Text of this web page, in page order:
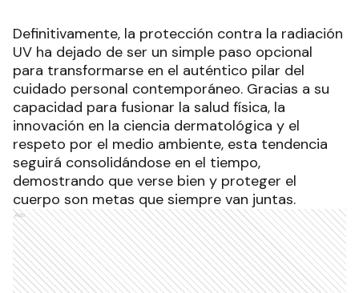
Definitivamente, la protección contra la radiación
UV ha dejado de ser un simple paso opcional
para transformarse en el auténtico pilar del
cuidado personal contemporáneo. Gracias a su
capacidad para fusionar la salud física, la
innovación en la ciencia dermatológica y el
respeto por el medio ambiente, esta tendencia
seguirá consolidándose en el tiempo,
demostrando que verse bien y proteger el
cuerpo son metas que siempre van juntas.
Ads